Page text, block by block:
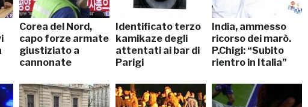
Corea del Nord,
capo forze armate
giustiziato a
cannonate
Identificato terzo
kamikaze degli
attentati ai bar di
Parigi
India, ammesso
ricorso dei marò.
P.Chigi: “Subito
rientro in Italia”